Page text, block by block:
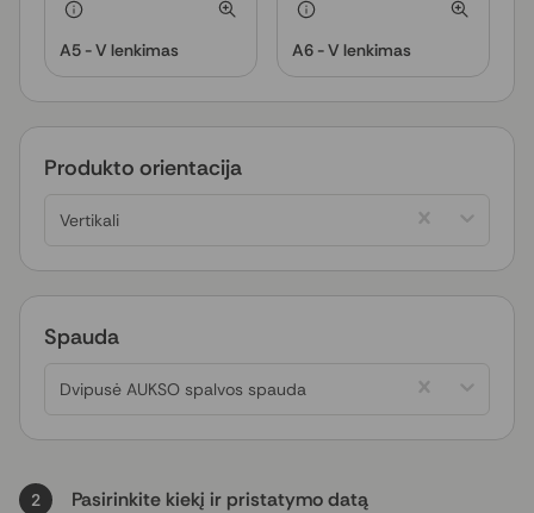
A5 - V lenkimas A6 - V lenkimas
Produkto orientacija
Vertikali
Spauda
Dvipusė AUKSO spalvos spauda
2 Pasirinkite kiekį ir pristatymo datą